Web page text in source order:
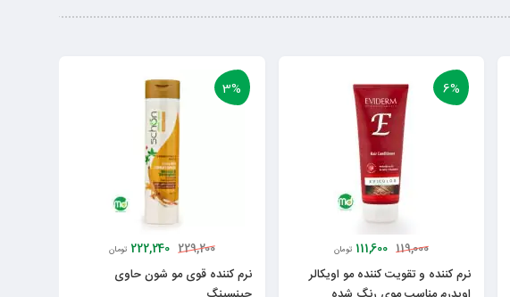
6%
119,000
111,600 تومان
نرم کننده و تقویت کننده مو اویکالر
3%
229,200
222,240 تومان
نرم کننده قوی مو شون حاوی